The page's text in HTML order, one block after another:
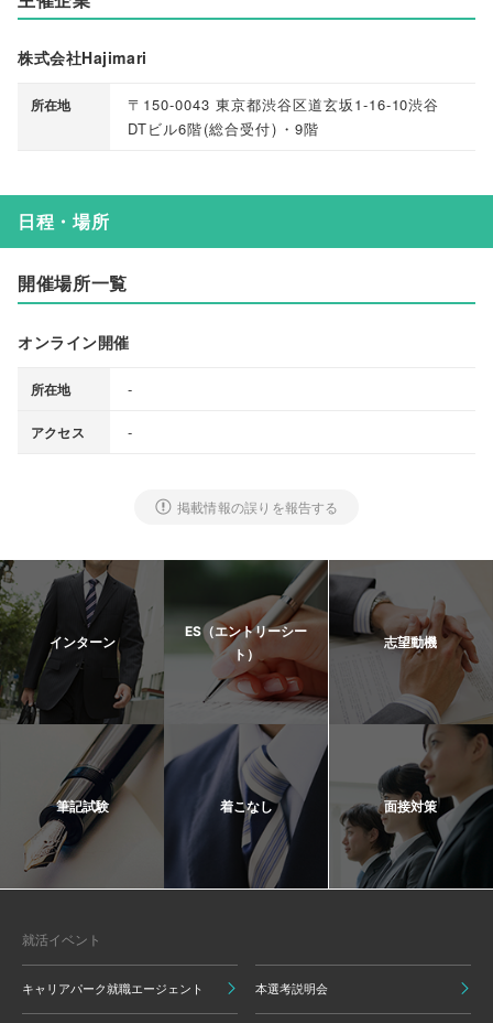
株式会社Hajimari
所在地
〒150-0043 東京都渋谷区道玄坂1-16-10渋谷
DTビル6階(総合受付) ・9階
日程・場所
開催場所一覧
オンライン開催
所在地 -
アクセス -
掲載情報の誤りを報告する
インターン
ES（エントリーシー
ト）
志望動機
筆記試験 着こなし 面接対策
就活イベント
キャリアパーク就職エージェント 本選考説明会